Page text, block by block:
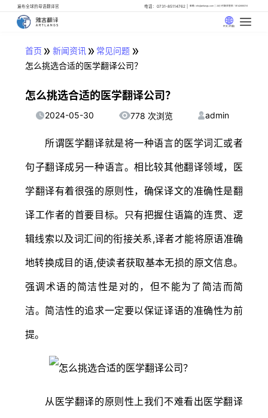
遍布全球的母语翻译官 电话：0731-85114762 邮箱: info@artlangs.com 24小时翻译管家: 18142666316
中文 (中国)
首页 » 新闻资讯» 常见问题 »
怎么挑选合适的医学翻译公司？
怎么挑选合适的医学翻译公司？
2024-05-30 778 次浏览 admin
所谓医学翻译就是将一种语言的医学词汇或者
句子翻译成另一种语言。相比较其他翻译领域，医
学翻译有着很强的原则性，确保译文的准确性是翻
译工作者的首要目标。只有把握住语篇的连贯、逻
辑线索以及词汇间的衔接关系,译者才能将原语准确
地转换成目的语,使读者获取基本无损的原文信息。
强调术语的简洁性是对的，但不能为了简洁而简
洁。简洁性的追求一定要以保证译语的准确性为前
提。
从医学翻译的原则性上我们不难看出医学翻译